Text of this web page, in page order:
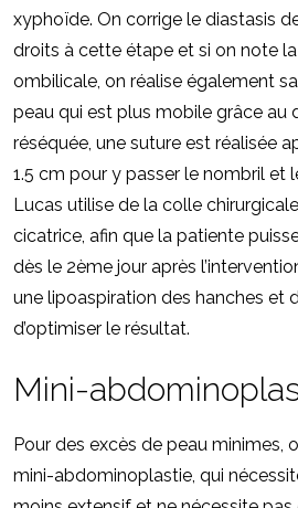
xyphoïde. On corrige le diastasis
droits à cette étape et si on note la
ombilicale, on réalise également
peau qui est plus mobile grâce au
réséquée, une suture est réalisée
1.5 cm pour y passer le nombril et
Lucas utilise de la colle
cicatrice, afin que la patiente
dès le 2ème jour après
une lipoaspiration des hanches et
d’optimiser le résultat.
Mini-
Pour des excès de peau minimes,
mini-abdominoplastie, qui